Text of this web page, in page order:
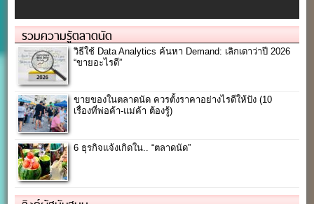
รวมความรู้ตลาดนัด
วิธีใช้ Data Analytics ค้นหา Demand: เลิกเดาว่าปี 2026
“ขายอะไรดี”
ขายของในตลาดนัด ควรตั้งราคาอย่างไรดีให้ปัง (10
เรื่องที่พ่อค้า-แม่ค้า ต้องรู้)
6 ธุรกิจแจ้งเกิดใน.. “ตลาดนัด”